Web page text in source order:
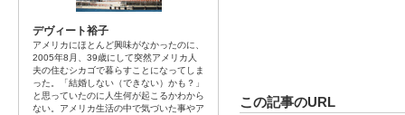
この記事のURL
デヴィート裕子
アメリカにほとんど興味がなかったのに、
2005年8月、39歳にして突然アメリカ人
夫の住むシカゴで暮らすことになってしま
った。「結婚しない（できない）かも？」
と思っていたのに人生何が起こるかわから
ない。アメリカ生活の中で気づいた事やア